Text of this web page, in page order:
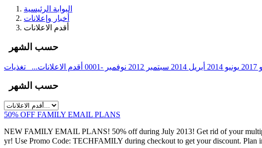
البوابة الرئيسية
أخبار وإعلانات
أقدم الاعلانات
حسب الشهر
يونيو 2014 أبريل 2014 سبتمبر 2012 نوفمبر -0001 أقدم الاعلانات...
حسب الشهر
50% OFF FAMILY EMAIL PLANS
NEW FAMILY EMAIL PLANS! 50% off during July 2013! Get rid of your
yr! Use Promo Code: TECHFAMILY during checkout to get your discount. Plan